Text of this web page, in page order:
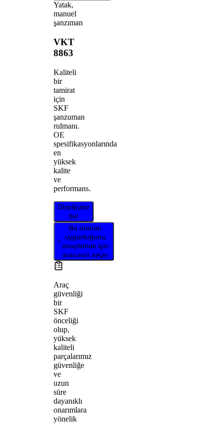
Yatak,
manuel
şanzıman
VKT
8863
Kaliteli
bir
tamirat
için
SKF
şanzuman
rulmanı.
OE
spesifikasyonlarında
en
yüksek
kalite
ve
performans.
Distribütör
bul
Bu ürünün
uygunluğunu
onaylamak için
aracınızı seçin
Araç
güvenliği
bir
SKF
önceliği
olup,
yüksek
kaliteli
parçalarımız
güvenliğe
ve
uzun
süre
dayanıklı
onarımlara
yönelik